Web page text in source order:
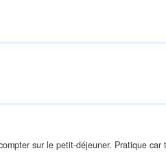
sur le petit-déjeuner. Pratique